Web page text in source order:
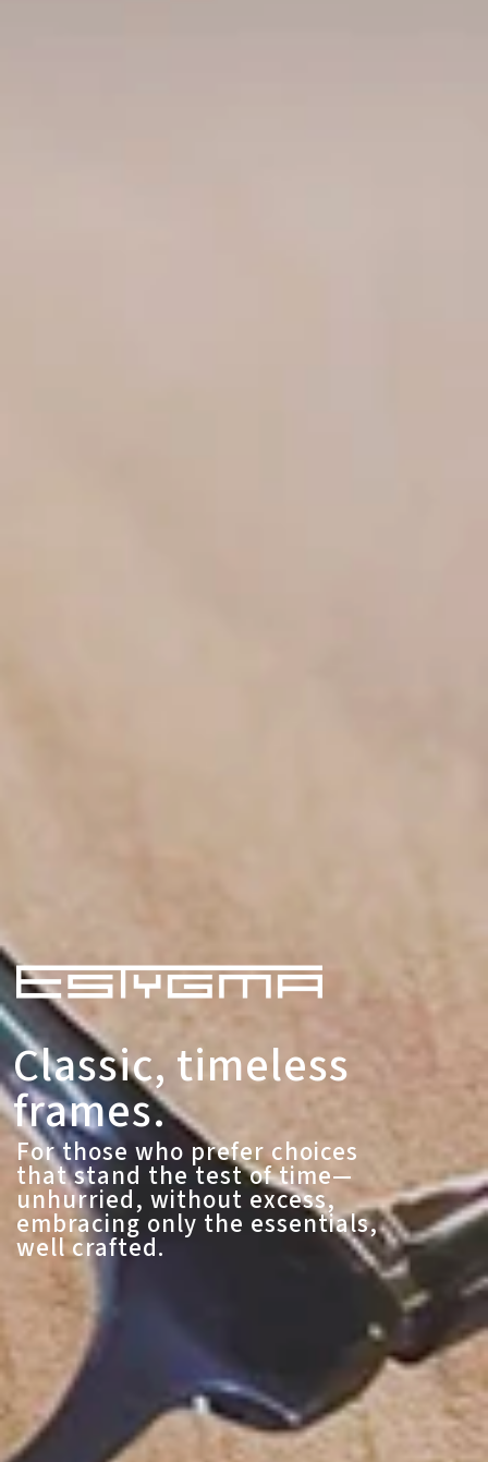
Classic, timeless
frames.
For those who prefer choices
that stand the test of time—
unhurried, without excess,
embracing only the essentials,
well crafted.